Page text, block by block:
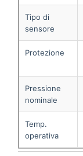
Tipo di
sensore
Protezione
Pressione
nominale
Temp.
operativa